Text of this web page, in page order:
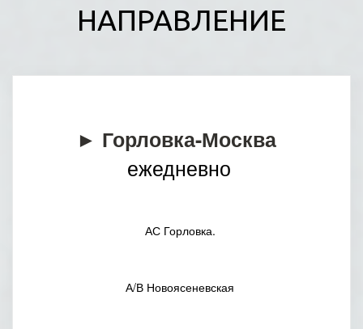
НАПРАВЛЕНИЕ
► Горловка-Москва
ежедневно
АС Горловка.
А/В Новоясеневская